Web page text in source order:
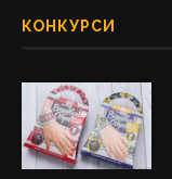
КОНКУРСИ